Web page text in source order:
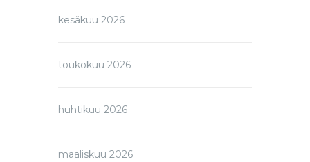
kesäkuu 2026
toukokuu 2026
huhtikuu 2026
maaliskuu 2026